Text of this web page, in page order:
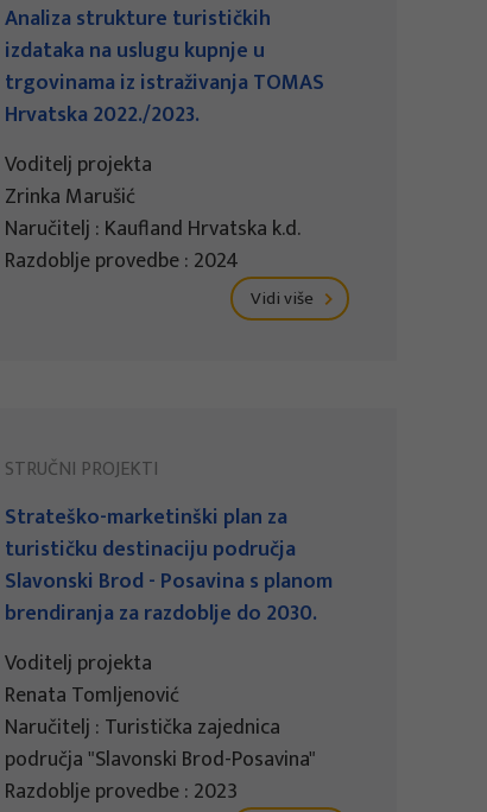
Analiza strukture turističkih
izdataka na uslugu kupnje u
trgovinama iz istraživanja TOMAS
Hrvatska 2022./2023.
Voditelj projekta
Zrinka Marušić
Naručitelj : Kaufland Hrvatska k.d.
Razdoblje provedbe : 2024
Vidi više
STRUČNI PROJEKTI
Strateško-marketinški plan za
turističku destinaciju područja
Slavonski Brod - Posavina s planom
brendiranja za razdoblje do 2030.
Voditelj projekta
Renata Tomljenović
Naručitelj : Turistička zajednica
područja "Slavonski Brod-Posavina"
Razdoblje provedbe : 2023